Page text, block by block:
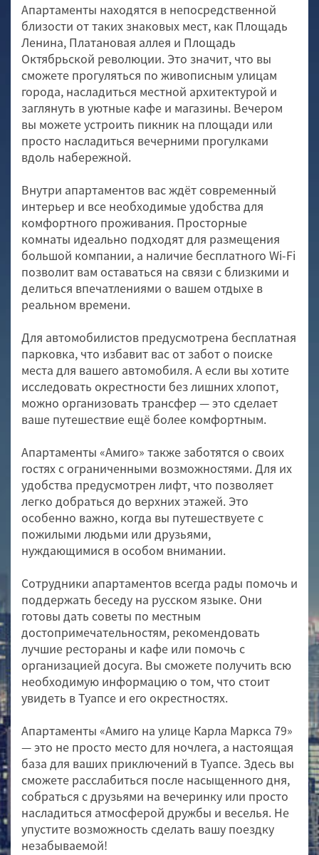
Апартаменты находятся в непосредственной
близости от таких знаковых мест, как Площадь
Ленина, Платановая аллея и Площадь
Октябрьской революции. Это значит, что вы
сможете прогуляться по живописным улицам
города, насладиться местной архитектурой и
заглянуть в уютные кафе и магазины. Вечером
вы можете устроить пикник на площади или
просто насладиться вечерними прогулками
вдоль набережной.
Внутри апартаментов вас ждёт современный
интерьер и все необходимые удобства для
комфортного проживания. Просторные
комнаты идеально подходят для размещения
большой компании, а наличие бесплатного Wi-Fi
позволит вам оставаться на связи с близкими и
делиться впечатлениями о вашем отдыхе в
реальном времени.
Для автомобилистов предусмотрена бесплатная
парковка, что избавит вас от забот о поиске
места для вашего автомобиля. А если вы хотите
исследовать окрестности без лишних хлопот,
можно организовать трансфер — это сделает
ваше путешествие ещё более комфортным.
Апартаменты «Амиго» также заботятся о своих
гостях с ограниченными возможностями. Для их
удобства предусмотрен лифт, что позволяет
легко добраться до верхних этажей. Это
особенно важно, когда вы путешествуете с
пожилыми людьми или друзьями,
нуждающимися в особом внимании.
Сотрудники апартаментов всегда рады помочь и
поддержать беседу на русском языке. Они
готовы дать советы по местным
достопримечательностям, рекомендовать
лучшие рестораны и кафе или помочь с
организацией досуга. Вы сможете получить всю
необходимую информацию о том, что стоит
увидеть в Туапсе и его окрестностях.
Апартаменты «Амиго на улице Карла Маркса 79»
— это не просто место для ночлега, а настоящая
база для ваших приключений в Туапсе. Здесь вы
сможете расслабиться после насыщенного дня,
собраться с друзьями на вечеринку или просто
насладиться атмосферой дружбы и веселья. Не
упустите возможность сделать вашу поездку
незабываемой!